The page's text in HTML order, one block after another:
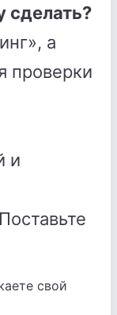
сделать?
а
проверки
и
Поставьте
свой